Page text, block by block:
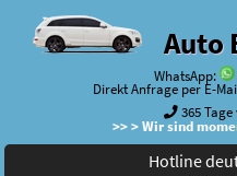
Auto
WhatsApp:
Direkt Anfrage per E-
365 Tage
>> > Wir sind
Hotline